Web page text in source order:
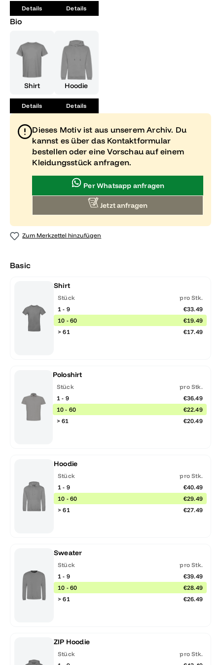
deiner Entschlossenheit, die nächsten Herausforderungen
mit Bravour zu meistern.
Details Details
Bio
Shirt
Details
Hoodie
Details
Dieses Motiv ist aus unserem Archiv. Du
kannst es über das Kontaktformular
bestellen oder eine Vorschau auf einem
Kleidungsstück anfragen.
Per Whatsapp anfragen
Jetzt anfragen
Zum Merkzettel hinzufügen
Basic
Shirt
Stück
pro Stk.
1 - 9
€33.49
10 - 60
€19.49
> 61
€17.49
Poloshirt
Stück
pro Stk.
1 - 9
€36.49
10 - 60
€22.49
> 61
€20.49
Hoodie
Stück
pro Stk.
1 - 9
€40.49
10 - 60
€29.49
> 61
€27.49
Sweater
Stück
pro Stk.
1 - 9
€39.49
10 - 60
€28.49
> 61
€26.49
ZIP Hoodie
Stück
pro Stk.